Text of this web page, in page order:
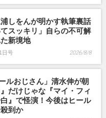
しをんが明かす執筆裏話
てスッキリ」自らの不可解
新境地
日号 2026/8/8
ルおじさん」清水伸が朝
だけじゃな『マイ・フィ
』で怪演！今後はヒール
到か